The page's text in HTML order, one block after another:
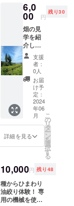
す。 ※
お店ま
での交
通費は
実費で
お願い
致しま
す。
らは須
坂市役
所の地
下にて
チャイ
の販売
も開始
しま
す。 須
坂市に
て直接
の受け
取りを
希望さ
れる場
合は、
備考欄
望」と
ださ
い。 ※
出店情
枚の写
真を添
付しま
す。 ※
送料込
み
6,0
00 円
残り30
畑の見
学を紹
介しま
す。 長
野県須
坂市の
豊丘に
ある約
１haの
畑にご
招待し
ます。
季節の
野菜は
もちろ
ん山菜
沢山生
えてい
る自然
豊かな
畑を案
支援
者：
0人
お届
け予
定：
2024
年06
月
詳細を見る
こ
の
リ
タ
ー
ン
を
選
択
す
る
10,000円 残り48
種からひまわり
油絞り体験！ 専
用の機械を使っ